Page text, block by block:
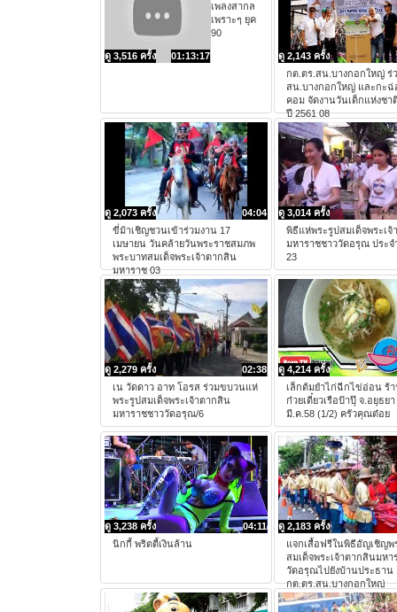
01:13:17
ดู 3,516 ครั้ง
เพลงสากล
เพราะๆ ยุค
90
ดู 2,143 ครั้ง
กต.ตร.สน.บางกอกใหญ่ ร่
สน.บางกอกใหญ่ และกะ
คอม จัดงานวันเด็กแห่งชา
ปี 2561 08
04:04
ดู 2,073 ครั้ง
ขี่ม้าเชิญชวนเข้าร่วมงาน 17
เมษายน วันคล้ายวันพระราชสมภพ
พระบาทสมเด็จพระเจ้าตากสิน
มหาราช 03
ดู 3,014 ครั้ง
พิธีแห่พระรูปสมเด็จพระเจ้
มหาราชชาววัดอรุณ ประจ
23
02:38
ดู 2,279 ครั้ง
เน วัดดาว อาท โอรส ร่วมขบวนแห่
พระรูปสมเด็จพระเจ้าตากสิน
มหาราชชาววัดอรุณ/6
ดู 4,214 ครั้ง
เล็กต้มยำไก่ฉีกไข่อ่อน ร้
ก๋วยเตี๋ยวเรือป้าปุ๊ จ.อยุธยา
มี.ค.58 (1/2) ครัวคุณต๋อย
04:11
ดู 3,238 ครั้ง
นิกกี้ พริตตี้เงินล้าน
ดู 2,183 ครั้ง
แจกเสื้อฟรีในพิธีอัญเชิญพ
สมเด็จพระเจ้าตากสินมหา
วัดอรุณไปยังบ้านประธาน
กต.ตร.สน.บางกอกใหญ่